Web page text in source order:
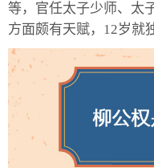
等，官任太子少师、太
方面颇有天赋，12岁就